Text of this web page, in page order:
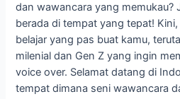
dan wawancara yang memukau?
berada di tempat yang tepat!
belajar yang pas buat kamu,
milenial dan Gen Z yang ingin
voice over. Selamat datang di
tempat dimana seni wawancara